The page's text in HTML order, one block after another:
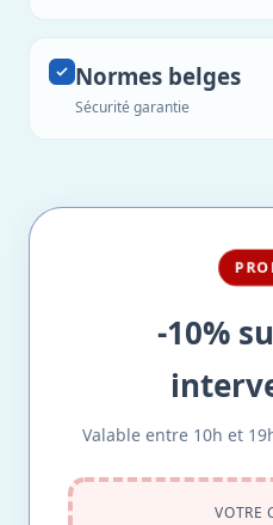
Normes belges
Sécurité garantie
-10%
Valable entre 10h et
VOTRE